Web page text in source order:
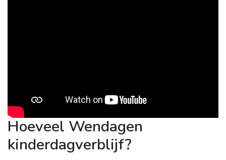
Hoeveel Wendagen
kinderdagverblijf?